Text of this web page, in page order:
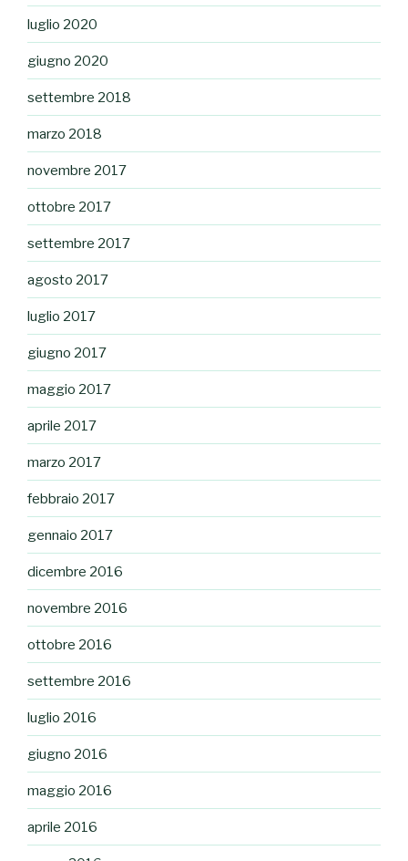
luglio 2020
giugno 2020
settembre 2018
marzo 2018
novembre 2017
ottobre 2017
settembre 2017
agosto 2017
luglio 2017
giugno 2017
maggio 2017
aprile 2017
marzo 2017
febbraio 2017
gennaio 2017
dicembre 2016
novembre 2016
ottobre 2016
settembre 2016
luglio 2016
giugno 2016
maggio 2016
aprile 2016